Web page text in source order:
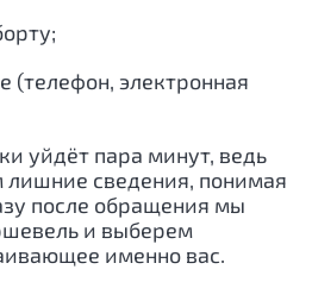
(телефон, электронная
уйдёт пара минут, ведь
сведения, понимая
после обращения мы
и выберем
именно вас.